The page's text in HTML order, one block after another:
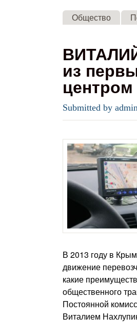
Общество
из
центром
Submitted by
В 2013 году в
движение
какие
общественного
Постоянной
Виталием